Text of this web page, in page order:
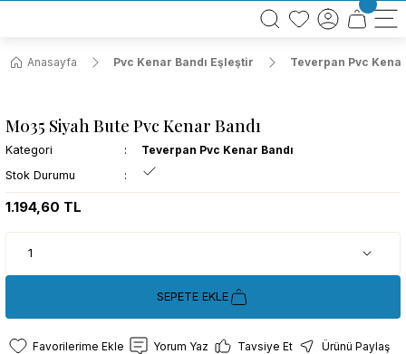
BÜTÜN ALIŞVERİŞLERİNİZDE KARGO BEDAVA!
TÜRKİYE GENELİNDE 10.000 MÜŞTERİ REFERANSI
Anasayfa
Pvc Kenar Bandı Eşleştir Teverpan Pvc Kenar
M035 Siyah Bute Pvc Kenar Bandı
Kategori
Teverpan Pvc Kenar Bandı
Stok Durumu
1.194,60 TL
SEPETE EKLE
Yorum Yaz Tavsiye Et
Ürünü Paylaş